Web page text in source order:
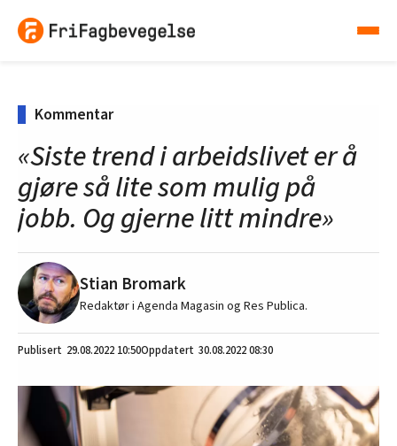
Kommentar
«Siste trend i arbeidslivet er å
gjøre så lite som mulig på
jobb. Og gjerne litt mindre»
Stian Bromark
Redaktør i Agenda Magasin og Res Publica.
29.08.2022 10:50 30.08.2022 08:30